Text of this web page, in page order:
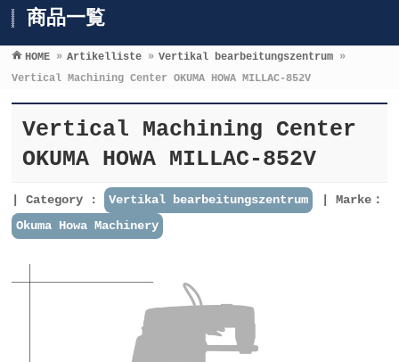
商品一覧
HOME » Artikelliste » Vertikal bearbeitungszentrum »
Vertical Machining Center OKUMA HOWA MILLAC-852V
Vertical Machining Center
OKUMA HOWA MILLAC-852V
Category : Vertikal bearbeitungszentrum
Marke：
Okuma Howa Machinery